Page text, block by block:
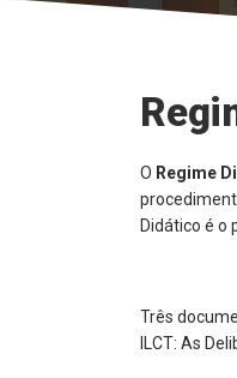
O Regime
Didático é o
Três
ILCT: As